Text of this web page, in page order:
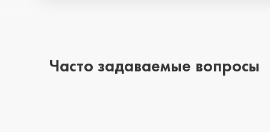
Часто задаваемые вопросы